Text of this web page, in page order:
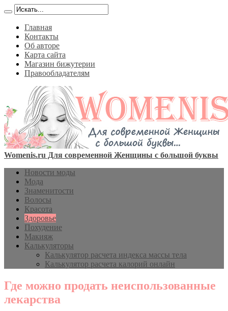
Главная
Контакты
Об авторе
Карта сайта
Магазин бижутерии
Правообладателям
Womenis.ru Для современной Женщины с большой буквы
Новости моды
Мода
Знаменитости
Волосы
Красота
Здоровье
Похудение
Макияж
Калькуляторы
Калькулятор расчета индекса массы тела
Калькулятор расчета калорий онлайн
Где можно продать неиспользованные
лекарства